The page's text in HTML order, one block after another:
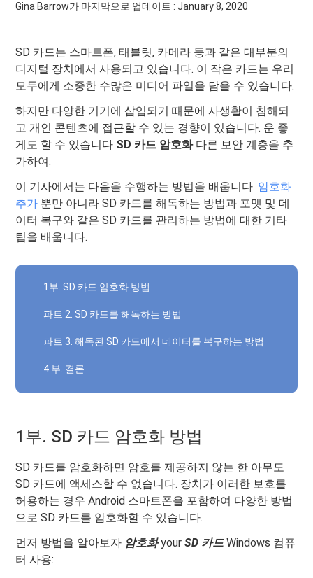
Gina Barrow가 마지막으로 업데이트 :January 8, 2020
SD 카드는 스마트폰, 태블릿, 카메라 등과 같은 대부분의
디지털 장치에서 사용되고 있습니다. 이 작은 카드는 우리
모두에게 소중한 수많은 미디어 파일을 담을 수 있습니다.
하지만 다양한 기기에 삽입되기 때문에 사생활이 침해되
고 개인 콘텐츠에 접근할 수 있는 경향이 있습니다. 운 좋
게도 할 수 있습니다 SD 카드 암호화다른 보안 계층을 추
가하여.
이 기사에서는 다음을 수행하는 방법을 배웁니다. 암호화
추가 뿐만 아니라 SD 카드를 해독하는 방법과 포맷 및 데
이터 복구와 같은 SD 카드를 관리하는 방법에 대한 기타
팁을 배웁니다.
1부. SD 카드 암호화 방법
파트 2. SD 카드를 해독하는 방법
파트 3. 해독된 SD 카드에서 데이터를 복구하는 방법
4 부. 결론
1부. SD 카드 암호화 방법
SD 카드를 암호화하면 암호를 제공하지 않는 한 아무도
SD 카드에 액세스할 수 없습니다. 장치가 이러한 보호를
허용하는 경우 Android 스마트폰을 포함하여 다양한 방법
으로 SD 카드를 암호화할 수 있습니다.
먼저 방법을 알아보자 암호화yourSD 카드Windows 컴퓨
터 사용: